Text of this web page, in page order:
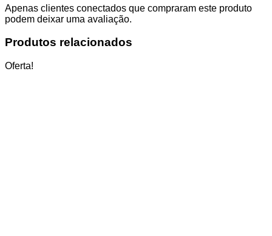
Apenas clientes conectados que compraram este produto
podem deixar uma avaliação.
Produtos relacionados
Oferta!